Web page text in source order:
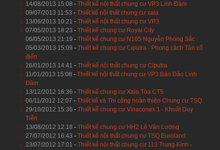
14/08/2013 15:08 - Thiết kế nội thất chung cư VP3 Linh Đàm
09/07/2013 11:53 - Thiết kế nội thất chung cư xala
13/06/2013 10:21 - Thiết kế nội thất chung cư VP3
07/05/2013 18:23 - Thiết kế chung cư Royal City
06/05/2013 21:19 - Thiết kế chung cư N105 Nguyễn Phong Sắc
05/03/2013 15:09 - Thiết kế chung cư Ciputra - Phong cách Tân cổ
điển
26/01/2013 14:41 - Thiết kế nội thất chung cư Ciputra
11/01/2013 15:08 - Thiết kế nội thất chung cư VP3 Bán Đảo Linh
Đàm
13/12/2012 16:36 - Thiết kế chung cư Xala Tòa CT5
06/11/2012 12:07 - Thiết kế và Thi công hoàn thiện Chung cư TSQ
29/10/2012 15:36 - Thiết kế chung cư Vinaconex 1 - Khuất Duy
Tiến
13/08/2012 12:18 - Thiết kế chung cư HH2 Lê Văn Lương
27/07/2012 16:43 - Thiết kế nội thất chung cư TSQ Euroland
23/07/2012 17:01 - Thiết kế nội thất chung cư 113 Trung Kính -